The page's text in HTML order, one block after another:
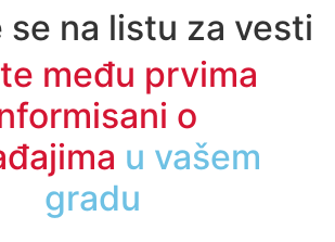
vesti:
se na listu za vesti
među prvima
o
u regionu